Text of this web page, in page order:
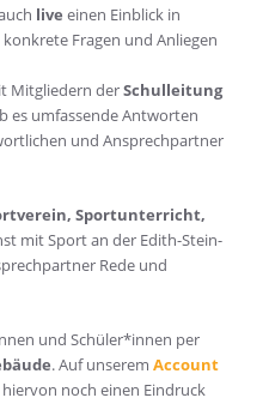
live einen Einblick in
Fragen und Anliegen
Mitgliedern derSchulleitung
es umfassende Antworten
und Ansprechpartner
Sportunterricht,
mit Sport an der Edith-Stein-
Rede und
und Schüler*innen per
. Auf unseremAccount
noch einen Eindruck